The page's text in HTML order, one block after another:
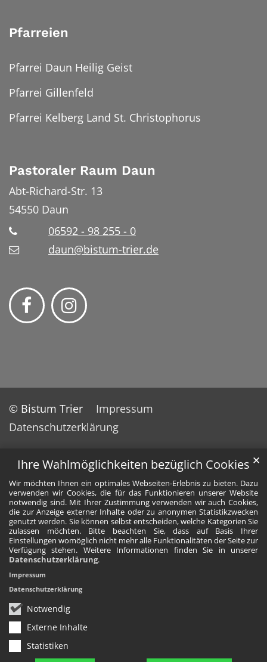
Ihre Wahlmöglichkeiten bezüglich Cookies
Wir möchten Ihnen ein optimales Webseiten-Erlebnis zu bieten. Dazu
verwenden wir Cookies, die für das Funktionieren unserer Website
notwendig sind. Mit Ihrer Zustimmung verwenden wir auch Cookies,
die zur Anzeige externer Inhalte oder zu anonymen Statistikzwecken
genutzt werden. Sie können selbst entscheiden, welche Kategorien Sie
zulassen möchten. Bitte beachten Sie, dass auf Basis Ihrer
Einstellungen womöglich nicht mehr alle Funktionalitäten der Seite zur
Verfügung stehen. Weitere Informationen finden Sie in unserer
Datenschutzerklärung.
Notwendig
Externe Inhalte
Statistiken
✕
Impressum
Datenschutzerklärung
Pfarreien
Pfarrei Daun Heilig Geist
Pfarrei Gillenfeld
Pfarrei Kelberg Land St. Christophorus
Pastoraler Raum Daun
Abt-Richard-Str. 13
54550 Daun
06592 - 98 255 - 0
daun@bistum-trier.de
© Bistum Trier
Impressum
Datenschutzerklärung